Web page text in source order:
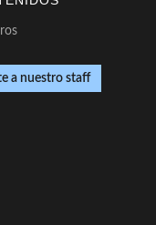
a nuestro staff